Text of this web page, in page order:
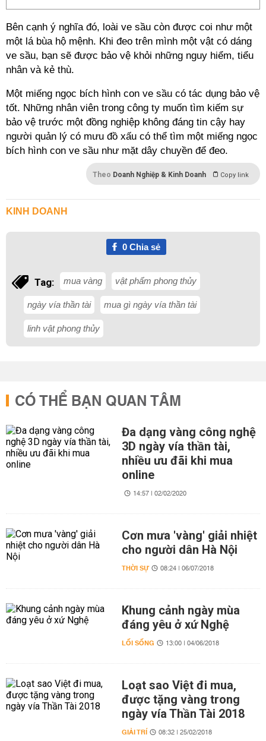
Bên cạnh ý nghĩa đó, loài ve sầu còn được coi như một
một lá bùa hộ mệnh. Khi đeo trên mình một vật có dáng
ve sầu, bạn sẽ được bảo vệ khỏi những nguy hiểm, tiểu
nhân và kẻ thù.
Một miếng ngọc bích hình con ve sầu có tác dụng bảo vệ
tốt. Những nhân viên trong công ty muốn tìm kiếm sự
bảo vệ trước một đồng nghiệp không đáng tin cậy hay
người quản lý có mưu đồ xấu có thể tìm một miếng ngọc
bích hình con ve sầu như mặt dây chuyền để đeo.
Theo Doanh Nghiệp & Kinh Doanh Copy link
KINH DOANH
0Chia sẻ
Tag: mua vàng vật phẩm phong thủy
ngày vía thần tài mua gì ngày vía thần tài
linh vật phong thủy
CÓ THỂ BẠN QUAN TÂM
Đa dạng vàng công nghệ
3D ngày vía thần tài,
nhiều ưu đãi khi mua
online
14:57 | 02/02/2020
Cơn mưa 'vàng' giải nhiệt
cho người dân Hà Nội
THỜI SỰ 08:24 | 06/07/2018
Khung cảnh ngày mùa
đáng yêu ở xứ Nghệ
LỐI SỐNG 13:00 | 04/06/2018
Loạt sao Việt đi mua,
được tặng vàng trong
ngày vía Thần Tài 2018
GIẢI TRÍ 08:32 | 25/02/2018